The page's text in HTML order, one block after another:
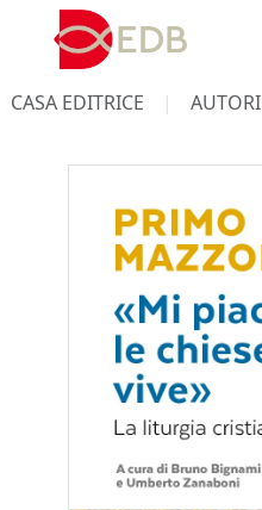
CASA EDITRICE AUTORI